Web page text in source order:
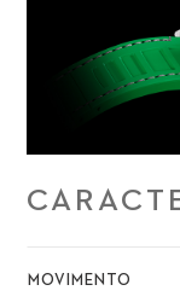
MOVIMENTO